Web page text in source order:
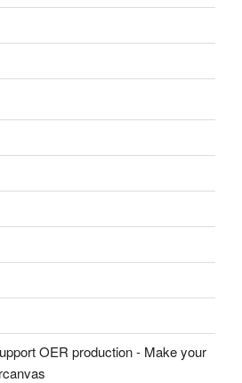
OER production - Make your